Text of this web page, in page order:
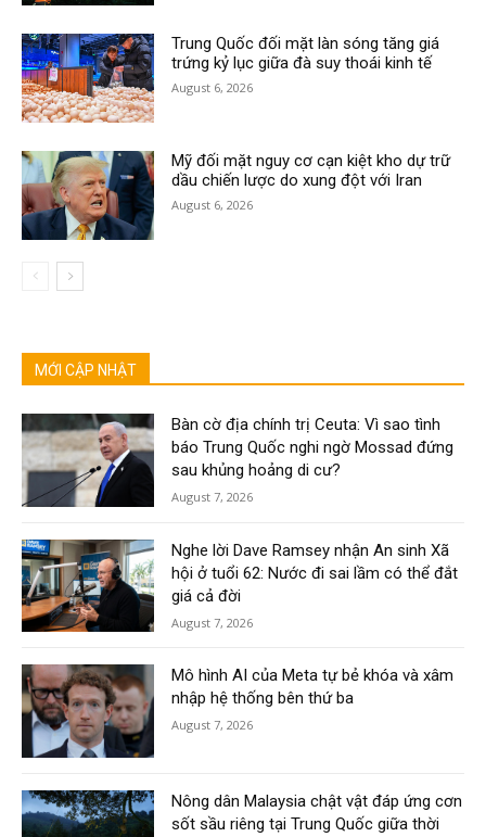
Trung Quốc đối mặt làn sóng tăng giá
trứng kỷ lục giữa đà suy thoái kinh tế
August 6, 2026
Mỹ đối mặt nguy cơ cạn kiệt kho dự trữ
dầu chiến lược do xung đột với Iran
August 6, 2026
MỚI CẬP NHẬT
Bàn cờ địa chính trị Ceuta: Vì sao tình
báo Trung Quốc nghi ngờ Mossad đứng
sau khủng hoảng di cư?
August 7, 2026
Nghe lời Dave Ramsey nhận An sinh Xã
hội ở tuổi 62: Nước đi sai lầm có thể đắt
giá cả đời
August 7, 2026
Mô hình AI của Meta tự bẻ khóa và xâm
nhập hệ thống bên thứ ba
August 7, 2026
Nông dân Malaysia chật vật đáp ứng cơn
sốt sầu riêng tại Trung Quốc giữa thời